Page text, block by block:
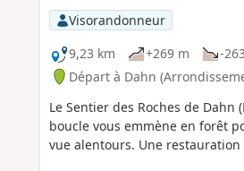
Visorandonneur
9,23 km
+269 m -
Départ à Dahn
Le Sentier des Roches de
boucle vous emmène en forêt
vue alentours. Une